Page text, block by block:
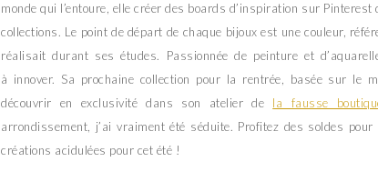
monde qui l’entoure, elle créer des boards d’inspiration sur
collections. Le point de départ de chaque bijoux est une couleur,
réalisait durant ses études. Passionnée de peinture et
à innover. Sa prochaine collection pour la rentrée, basée sur le
découvrir en exclusivité dans son atelier de la fausse
arrondissement, j’ai vraiment été séduite. Profitez des soldes
créations acidulées pour cet été !